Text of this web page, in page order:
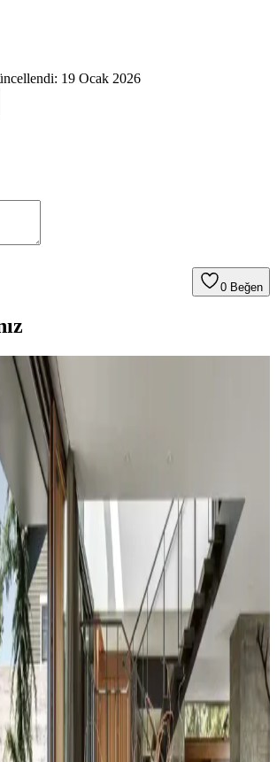
19 Ocak 2026
0 Beğen
Sandalyelerde Renk Uyumu ve
Denge Sağlama Yöntemleri
renk uyumsuzluğu görsel rekabete
yastık ve mobilya yerleşimi ile renkler
estetik bütünlüğü sağlanır.
Perde Seçimi: Yeşil,
Mekâna Etkisi
perde seçimi, mekânın atmosferini belirler.
sunarken, turuncu ve kahverengi sıcaklık
perdeler ışık kontrolünde avantaj
Rengi Seçiminde Işık ve
ve Etkileri
seçimi, ışık koşulları, zemin ve pencere
uyumlu olmalıdır. Sıcak-soğuk kahverengi
yaratır. Renk örnekleri farklı ışık